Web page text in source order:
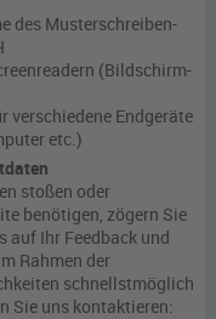
des Musterschreiben-
(Bildschirm-
verschiedene Endgeräte
etc.)
stoßen oder
benötigen, zögern Sie
auf Ihr Feedback und
Rahmen der
schnellstmöglich
Sie uns kontaktieren: